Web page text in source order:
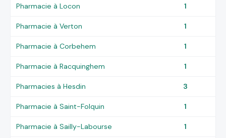
Pharmacie à Locon 1
Pharmacie à Verton 1
Pharmacie à Corbehem 1
Pharmacie à Racquinghem 1
Pharmacies à Hesdin 3
Pharmacie à Saint-Folquin 1
Pharmacie à Sailly-Labourse 1